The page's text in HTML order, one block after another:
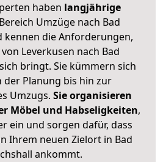
haben langjährige
Umzüge nach Bad
kennen die Anforderungen,
Leverkusen nach Bad
bringt. Sie kümmern sich
der Planung bis hin zur
Umzugs. Sie organisieren
Möbel und Habseligkeiten,
ein und sorgen dafür, dass
Ihrem neuen Zielort in Bad
ankommt.